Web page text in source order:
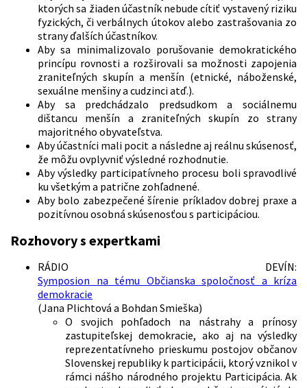
ktorých sa žiaden účastník nebude cítiť vystavený riziku
fyzických, či verbálnych útokov alebo zastrašovania zo
strany ďalších účastníkov.
Aby sa minimalizovalo porušovanie demokratického
princípu rovnosti a rozširovali sa možnosti zapojenia
zraniteľných skupín a menšín (etnické, náboženské,
sexuálne menšiny a cudzinci atď.).
Aby sa predchádzalo predsudkom a sociálnemu
dištancu menšín a zraniteľných skupín zo strany
majoritného obyvateľstva.
Aby účastníci mali pocit a následne aj reálnu skúsenosť,
že môžu ovplyvniť výsledné rozhodnutie.
Aby výsledky participatívneho procesu boli spravodlivé
ku všetkým a patrične zohľadnené.
Aby bolo zabezpečené šírenie príkladov dobrej praxe a
pozitívnou osobná skúsenosťou s participáciou.
Rozhovory s expertkami
RÁDIO DEVÍN:
Symposion na tému Občianska spoločnosť a kríza
demokracie
(Jana Plichtová a Bohdan Smieška)
O svojich pohľadoch na nástrahy a prínosy
zastupiteľskej demokracie, ako aj na výsledky
reprezentatívneho prieskumu postojov občanov
Slovenskej republiky k participácii, ktorý vznikol v
rámci nášho národného projektu Participácia. Ak